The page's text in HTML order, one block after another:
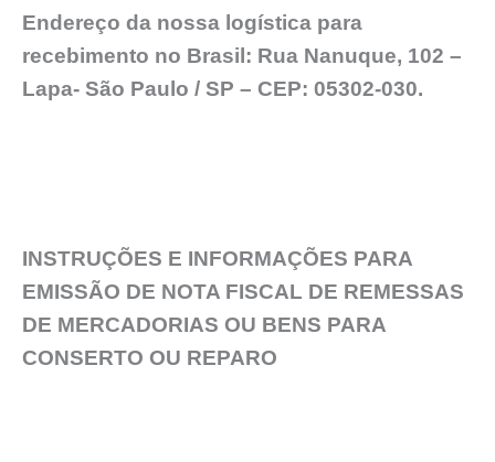
Endereço da nossa logística para
recebimento no Brasil: Rua Nanuque, 102 –
Lapa- São Paulo / SP – CEP: 05302-030.
INSTRUÇÕES E INFORMAÇÕES PARA
EMISSÃO DE NOTA FISCAL DE REMESSAS
DE MERCADORIAS OU BENS PARA
CONSERTO OU REPARO